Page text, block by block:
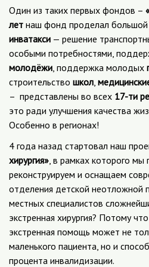
Один из таких первых фондов –
лет наш фонд проделал большой
инватакси — решение
особыми потребностями,
молодёжи, поддержка молодых
строительство школ,
– представлены во всех 17-ти
это ради улучшения качества
Особенно в регионах!
4 года назад стартовал наш
хирургия», в рамках которого мы
реконструируем и оснащаем
отделения детской неотложной
местных специалистов
экстренная хирургия? Потому
экстренная помощь может не
маленького пациента, но и
процента инвалидизации.